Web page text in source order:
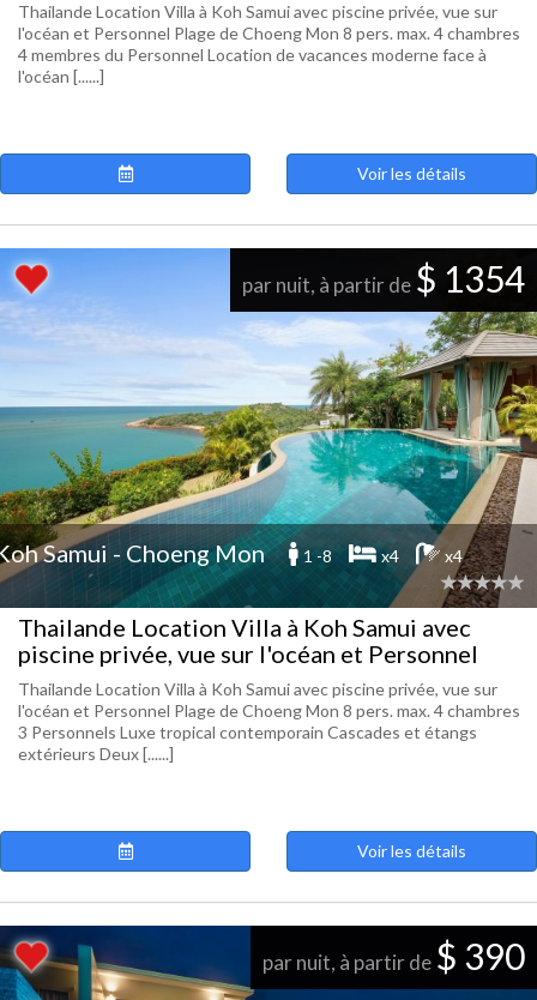
Thailande Location Villa à Koh Samui avec piscine privée, vue sur
l'océan et Personnel Plage de Choeng Mon 8 pers. max. 4 chambres
4 membres du Personnel Location de vacances moderne face à
l'océan [......]
Voir les détails
par nuit, à partir de $ 1354
Samui - Choeng Mon 1 -8 x4 x4
Thailande Location Villa à Koh Samui avec
piscine privée, vue sur l'océan et Personnel
Thailande Location Villa à Koh Samui avec piscine privée, vue sur
l'océan et Personnel Plage de Choeng Mon 8 pers. max. 4 chambres
3 Personnels Luxe tropical contemporain Cascades et étangs
extérieurs Deux [......]
Voir les détails
par nuit, à partir de $ 390